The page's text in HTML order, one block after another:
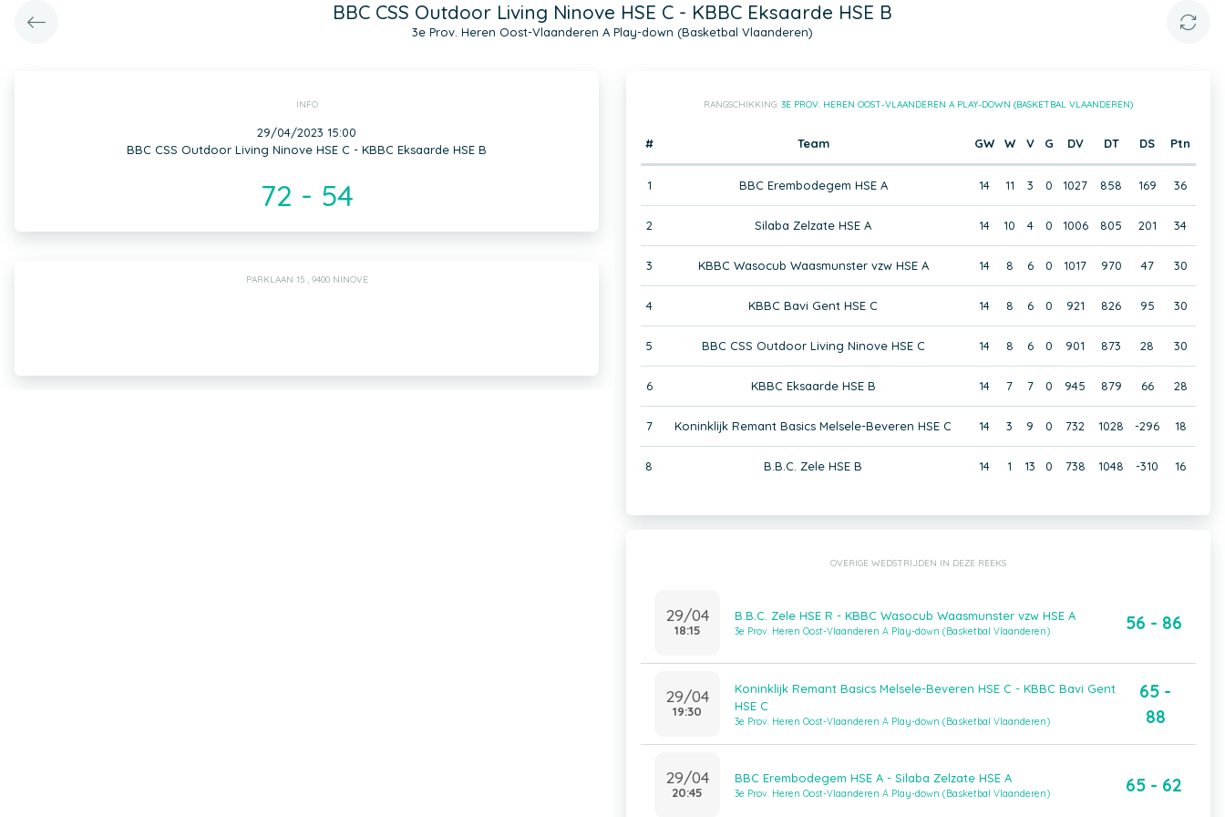
BBC CSS Outdoor Living Ninove HSE C - KBBC Eksaarde HSE B
3e Prov. Heren Oost-Vlaanderen A Play-down (Basketbal Vlaanderen)
INFO
29/04/2023 15:00
BBC CSS Outdoor Living Ninove HSE C - KBBC Eksaarde HSE B
72 - 54
PARKLAAN 15 , 9400 NINOVE
RANGSCHIKKING: 3E PROV. HEREN OOST-VLAANDEREN A PLAY-DOWN (BASKETBAL VLAANDEREN)
# Team GW W V G DV DT DS Ptn
1 BBC Erembodegem HSE A 14 11 3 0 1027 858 169 36
2 Silaba Zelzate HSE A 14 10 4 0 1006 805 201 34
3 KBBC Wasocub Waasmunster vzw HSE A 14 8 6 0 1017 970 47 30
4 KBBC Bavi Gent HSE C 14 8 6 0 921 826 95 30
5 BBC CSS Outdoor Living Ninove HSE C 14 8 6 0 901 873 28 30
6 KBBC Eksaarde HSE B 14 7 7 0 945 879 66 28
7 Koninklijk Remant Basics Melsele-Beveren HSE C 14 3 9 0 732 1028 -296 18
8 B.B.C. Zele HSE B 14 1 13 0 738 1048 -310 16
OVERIGE WEDSTRIJDEN IN DEZE REEKS
29/04
18:15
B.B.C. Zele HSE R - KBBC Wasocub Waasmunster vzw HSE A
3e Prov. Heren Oost-Vlaanderen A Play-down (Basketbal Vlaanderen) 56 - 86
29/04
19:30
Koninklijk Remant Basics Melsele-Beveren HSE C - KBBC Bavi Gent
HSE C
3e Prov. Heren Oost-Vlaanderen A Play-down (Basketbal Vlaanderen)
65 -
88
29/04
20:45
BBC Erembodegem HSE A - Silaba Zelzate HSE A
3e Prov. Heren Oost-Vlaanderen A Play-down (Basketbal Vlaanderen) 65 - 62